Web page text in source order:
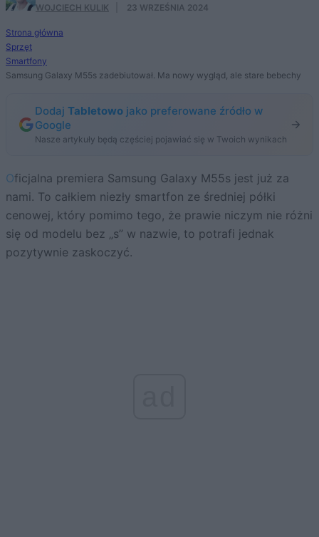
WOJCIECH KULIK 23 WRZEŚNIA 2024
Strona główna
Sprzęt
Smartfony
Samsung Galaxy M55s zadebiutował. Ma nowy wygląd, ale stare bebechy
Dodaj Tabletowo jako preferowane źródło w
Google
Nasze artykuły będą częściej pojawiać się w Twoich wynikach
Oficjalna premiera Samsung Galaxy M55s jest już za
nami. To całkiem niezły smartfon ze średniej półki
cenowej, który pomimo tego, że prawie niczym nie różni
się od modelu bez „s” w nazwie, to potrafi jednak
pozytywnie zaskoczyć.